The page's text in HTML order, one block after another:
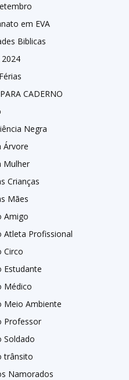
em EVA
Biblicas
2024
CADERNO
Negra
Árvore
Mulher
Crianças
Mães
Amigo
Atleta Profissional
Circo
Estudante
Médico
Meio Ambiente
Professor
Soldado
trânsito
Namorados